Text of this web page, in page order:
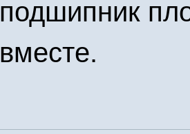
подшипник
вместе.